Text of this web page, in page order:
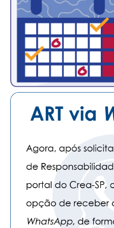
ENGENHEIRO EMPREENDEDOR
SEESP EDUCAÇÃO
APOSENTADORIA
CONVÊNIOS
PLANO DE SAÚDE
SEESPPREV